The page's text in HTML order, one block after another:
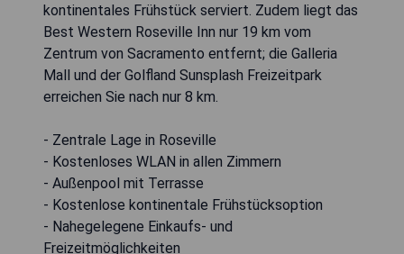
kontinentales Frühstück serviert. Zudem liegt das
Best Western Roseville Inn nur 19 km vom
Zentrum von Sacramento entfernt; die Galleria
Mall und der Golfland Sunsplash Freizeitpark
erreichen Sie nach nur 8 km.
- Zentrale Lage in Roseville
- Kostenloses WLAN in allen Zimmern
- Außenpool mit Terrasse
- Kostenlose kontinentale Frühstücksoption
- Nahegelegene Einkaufs- und
Freizeitmöglichkeiten